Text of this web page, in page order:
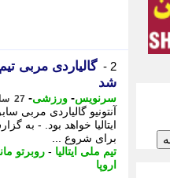
2 -
گالیاردی مربی
شد
سرنویس- ورزشی- 27 ساعت پیش - جمعه 16 مرداد 1405، 13:38
آنتونیو گالیاردی مربی
ایتالیا خواهد بود. - به
برای شروع ...
تیم ملی ایتالیا - روبرتو
اروپا